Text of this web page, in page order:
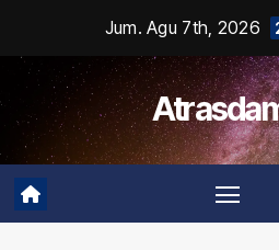
content
Jum. Agu 7th, 2026